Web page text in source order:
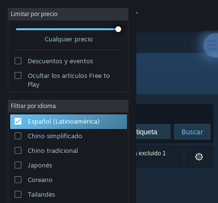
Iniciar sesión
Acerca de
Soporte
Cambiar idioma
Obtener la aplicación de Steam Mobile
Ver versión clásica
Limitar por precio
Cualquier precio
Descuentos y eventos
Ocultar los artículos Free to
Play
Filtrar por idioma
Español (Latinoamérica)
Chino simplificado
Chino tradicional
Japonés
Coreano
Tailandés
Desarrollador: Luan Chenghao
Ordenar por Relevancia
Buscar
0 resultado(s) coinciden con la búsqueda. Se ha excluido 1
título según tus preferencias.